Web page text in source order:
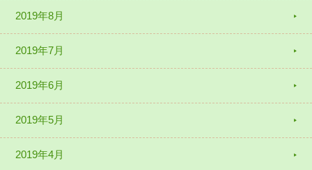
2019年8月
2019年7月
2019年6月
2019年5月
2019年4月